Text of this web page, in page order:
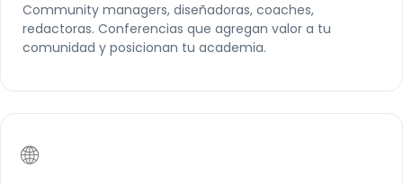
Community managers, diseñadoras, coaches,
redactoras. Conferencias que agregan valor a tu
comunidad y posicionan tu academia.
🌐